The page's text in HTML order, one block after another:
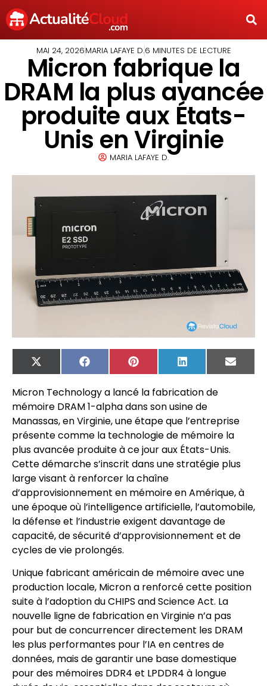
MAI 24, 2026MARIA LAFAYE D.6 MINUTES DE LECTURE
Micron fabrique la
DRAM la plus avancée
produite aux États-
Unis en Virginie
MARIA LAFAYE D.
X
(Twitter)
FacebookPinterest LinkedIn
Email
Micron Technology a lancé la fabrication de
mémoire DRAM 1-alpha dans son usine de
Manassas, en Virginie, une étape que l’entreprise
présente comme la technologie de mémoire la
plus avancée produite à ce jour aux États-Unis.
Cette démarche s’inscrit dans une stratégie plus
large visant à renforcer la chaîne
d’approvisionnement en mémoire en Amérique, à
une époque où l’intelligence artificielle, l’automobile,
la défense et l’industrie exigent davantage de
capacité, de sécurité d’approvisionnement et de
cycles de vie prolongés.
Unique fabricant américain de mémoire avec une
production locale, Micron a renforcé cette position
suite à l’adoption du CHIPS and Science Act. La
nouvelle ligne de fabrication en Virginie n’a pas
pour but de concurrencer directement les DRAM
les plus performantes pour l’IA en centres de
données, mais de garantir une base domestique
pour des mémoires DDR4 et LPDDR4 à longue